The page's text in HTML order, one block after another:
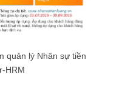
quản lý Nhân sự tiền
HRM